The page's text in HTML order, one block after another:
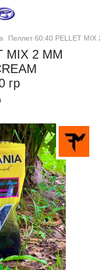
Пеллет 60:40 PELLET MIX
MIX 2 MM
гр